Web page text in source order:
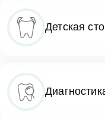
Детская